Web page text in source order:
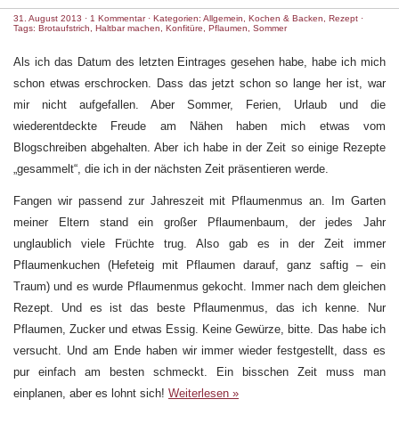
31. August 2013 · 1 Kommentar· Kategorien: Allgemein Kochen & Backen Rezept ·
Tags: Brotaufstrich Haltbar machen Konfitüre Pflaumen Sommer
Als ich das Datum des letzten Eintrages gesehen habe, habe ich mich
schon etwas erschrocken. Dass das jetzt schon so lange her ist, war
mir nicht aufgefallen. Aber Sommer, Ferien, Urlaub und die
wiederentdeckte Freude am Nähen haben mich etwas vom
Blogschreiben abgehalten. Aber ich habe in der Zeit so einige Rezepte
„gesammelt“, die ich in der nächsten Zeit präsentieren werde.
Fangen wir passend zur Jahreszeit mit Pflaumenmus an. Im Garten
meiner Eltern stand ein großer Pflaumenbaum, der jedes Jahr
unglaublich viele Früchte trug. Also gab es in der Zeit immer
Pflaumenkuchen (Hefeteig mit Pflaumen darauf, ganz saftig – ein
Traum) und es wurde Pflaumenmus gekocht. Immer nach dem gleichen
Rezept. Und es ist das beste Pflaumenmus, das ich kenne. Nur
Pflaumen, Zucker und etwas Essig. Keine Gewürze, bitte. Das habe ich
versucht. Und am Ende haben wir immer wieder festgestellt, dass es
pur einfach am besten schmeckt. Ein bisschen Zeit muss man
einplanen, aber es lohnt sich! Weiterlesen »